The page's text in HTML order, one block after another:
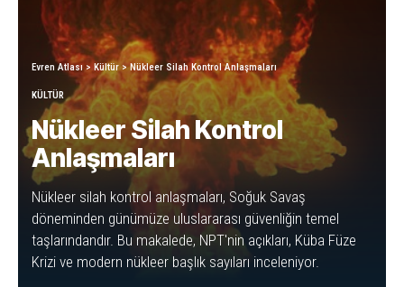
Evren Atlası > Kültür >Nükleer Silah Kontrol Anlaşmaları
KÜLTÜR
Nükleer Silah Kontrol
Anlaşmaları
Nükleer silah kontrol anlaşmaları, Soğuk Savaş
döneminden günümüze uluslararası güvenliğin temel
taşlarındandır. Bu makalede, NPT'nin açıkları, Küba Füze
Krizi ve modern nükleer başlık sayıları inceleniyor.